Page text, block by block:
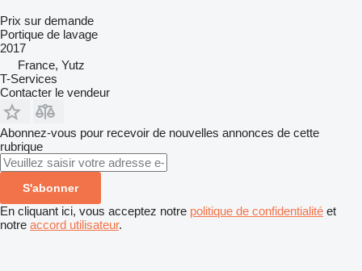
Prix sur demande
Portique de lavage
2017
France, Yutz
T-Services
Contacter le vendeur
Abonnez-vous pour recevoir de nouvelles annonces de cette
rubrique
S'abonner
En cliquant ici, vous acceptez notre politique de confidentialité et
notre accord utilisateur.